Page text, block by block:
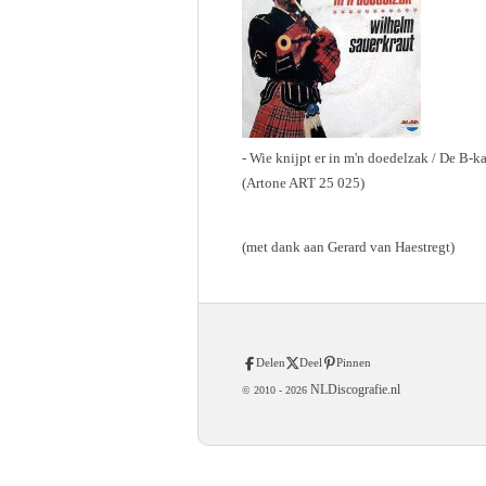
- Wie knijpt er in m'n doedelzak / De B-
(Artone ART 25 025)
(met dank aan Gerard van Haestregt)
Delen Deel Pinnen
© 2010 - 2026 NLDiscografie.nl